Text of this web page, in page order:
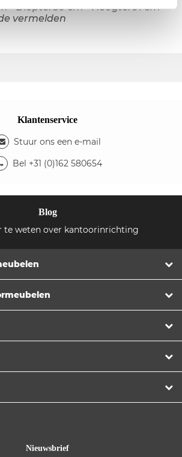
- Diepte: 50 cm - Hoogte: 91 cm
vermelden
Klantenservice
Stuur ons een e-mail
Bel +31 (0)162 580654
Blog
te weten over kantoorinrichting
Nieuwsbrief